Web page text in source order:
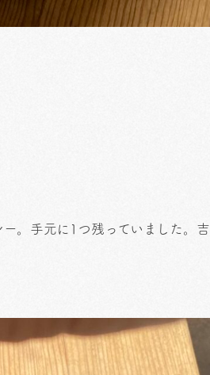
。手元に1つ残っていました。吉